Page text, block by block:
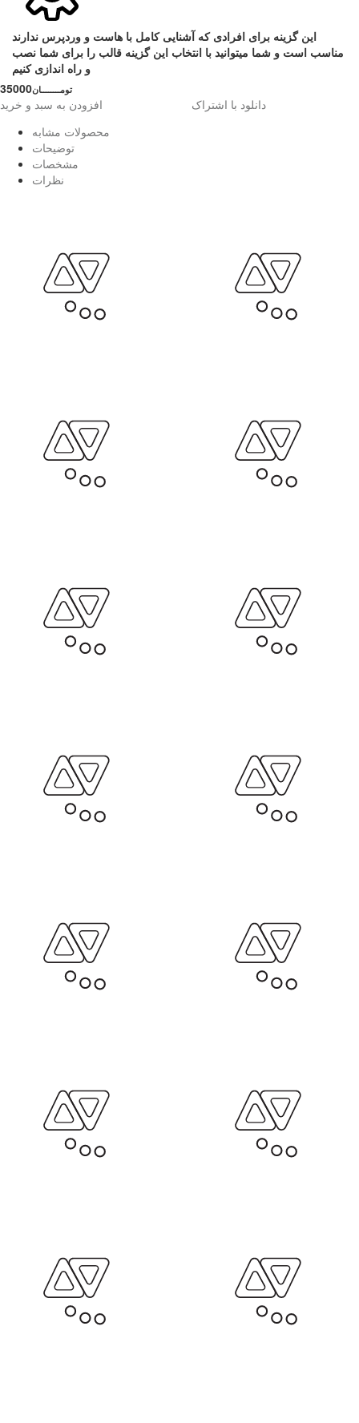
این گزینه برای افرادی که آشنایی کامل با هاست و وردپرس ندارند
مناسب است و شما میتوانید با انتخاب این گزینه قالب را برای شما نصب
و راه اندازی کنیم
35000تومــــــــان
افزودن به سبد و خرید
دانلود با اشتراک
محصولات مشابه
توضیحات
مشخصات
نظرات